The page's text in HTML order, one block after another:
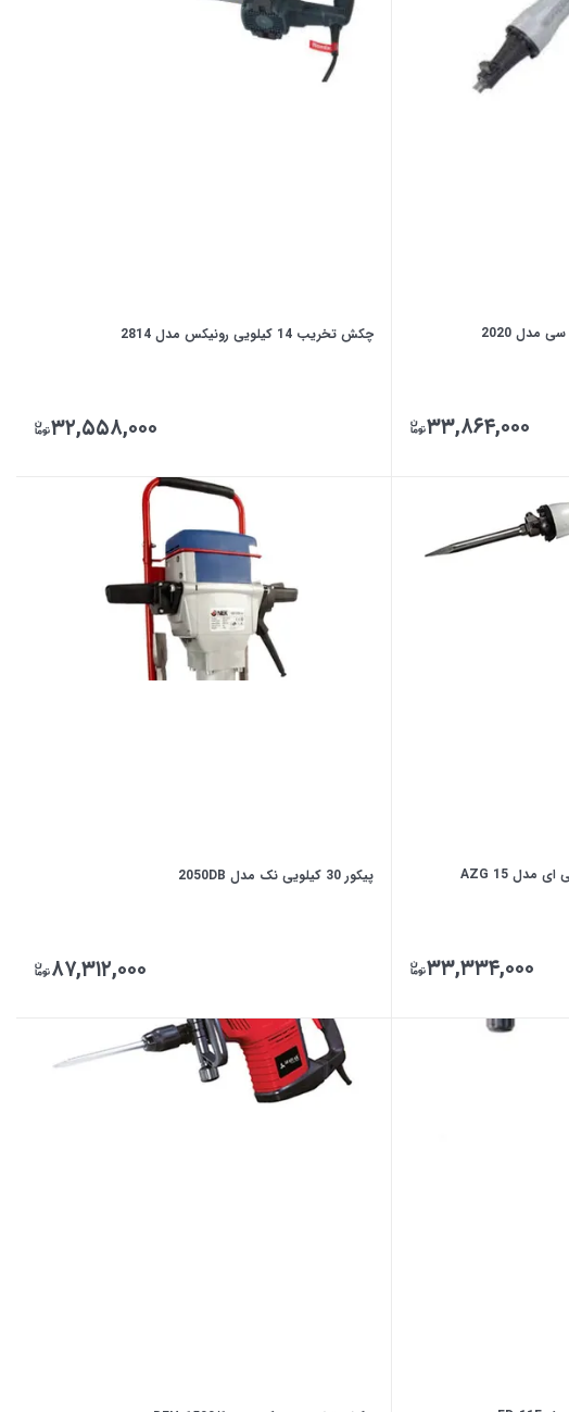
۳۳,۸۶۴,۰۰۰
چکش تخریب 14 کیلویی رونیکس مدل 2814
۳۲,۵۵۸,۰۰۰
۳۳,۳۳۴,۰۰۰
پیکور 30 کیلویی نک مدل 2050DB
۸۷,۳۱۲,۰۰۰